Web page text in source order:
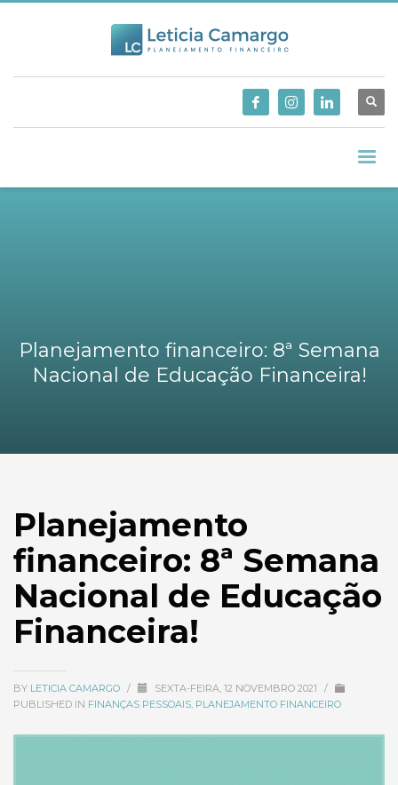
Planejamento financeiro: 8ª Semana
Nacional de Educação Financeira!
Planejamento
financeiro: 8ª Semana
Nacional de Educação
Financeira!
BY LETICIA CAMARGO / SEXTA-FEIRA, 12 NOVEMBRO 2021
/
PUBLISHED IN FINANÇAS PESSOAIS PLANEJAMENTO FINANCEIRO